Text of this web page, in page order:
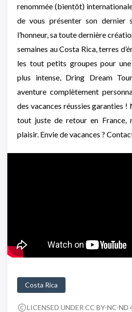
renommée (bientôt)
de vous présenter son dernier
l’honneur, sa toute dernière
semaines au Costa Rica, terres
les tout petits groupes pour
plus intense, Dring Dream
aventure complètement
des vacances réussies garanties
tout juste de retour en France,
plaisir. Envie de vacances ?
Costa Rica
LICENSED UNDER CC BY-NC-ND